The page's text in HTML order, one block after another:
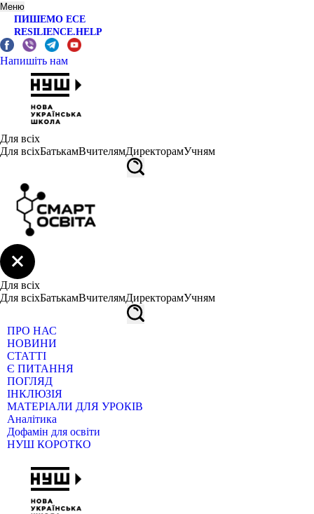
Меню
ПИШЕМО ЕСЕ
RESILIENCE.HELP
Напишіть нам
Для всіх
Для всіхБатькамВчителямДиректорамУчням
Для всіх
Для всіхБатькамВчителямДиректорамУчням
ПРО НАС
НОВИНИ
СТАТТІ
Є ПИТАННЯ
ПОГЛЯД
ІНКЛЮЗІЯ
МАТЕРІАЛИ ДЛЯ УРОКІВ
Аналітика
Дофамін для освіти
НУШ КОРОТКО